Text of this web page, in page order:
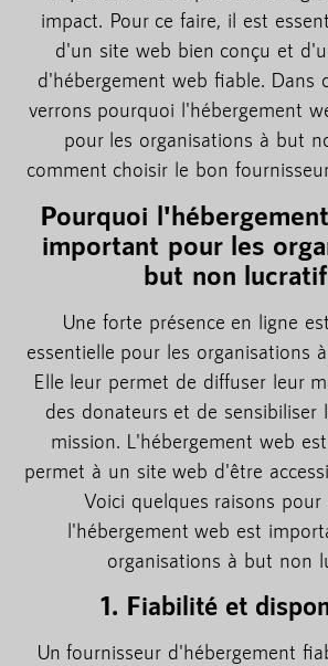
impact. Pour ce faire, il est
d'un site web bien conçu et
d'hébergement web fiable. Dans
verrons pourquoi l'hébergement
pour les organisations à but
comment choisir le bon
Pourquoi
important pour les
but non
Une forte présence en ligne
essentielle pour les organisations
Elle leur permet de diffuser leur
des donateurs et de sensibiliser
mission. L'hébergement web
permet à un site web d'être
Voici quelques raisons pour
l'hébergement web est
organisations à but non
1. Fiabilité et
Un fournisseur d'hébergement